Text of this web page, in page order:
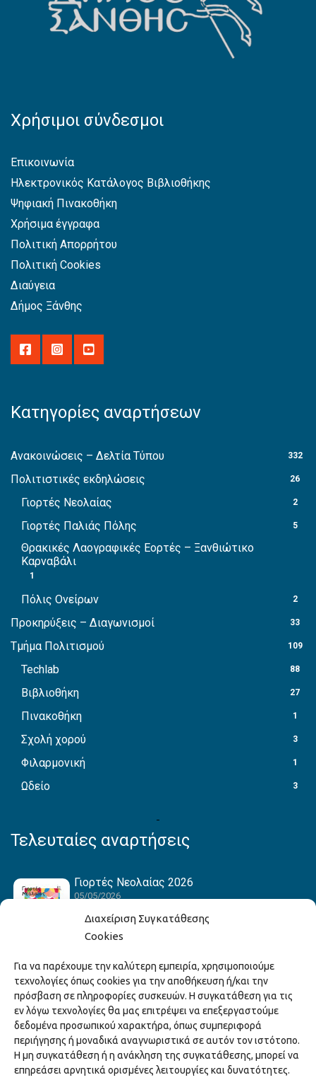
Διαχείριση Συγκατάθεσης
Cookies
Για να παρέχουμε την καλύτερη εμπειρία, χρησιμοποιούμε
τεχνολογίες όπως cookies για την αποθήκευση ή/και την
πρόσβαση σε πληροφορίες συσκευών. Η συγκατάθεση για τις
εν λόγω τεχνολογίες θα μας επιτρέψει να επεξεργαστούμε
δεδομένα προσωπικού χαρακτήρα, όπως συμπεριφορά
περιήγησης ή μοναδικά αναγνωριστικά σε αυτόν τον ιστότοπο.
Η μη συγκατάθεση ή η ανάκληση της συγκατάθεσης, μπορεί να
επηρεάσει αρνητικά ορισμένες λειτουργίες και δυνατότητες.
Χρήσιμοι σύνδεσμοι
Επικοινωνία
Ηλεκτρονικός Κατάλογος Βιβλιοθήκης
Ψηφιακή Πινακοθήκη
Χρήσιμα έγγραφα
Πολιτική Απορρήτου
Πολιτική Cookies
Διαύγεια
Δήμος Ξάνθης
Κατηγορίες αναρτήσεων
Ανακοινώσεις – Δελτία Τύπου 332
Πολιτιστικές εκδηλώσεις 26
Γιορτές Νεολαίας 2
Γιορτές Παλιάς Πόλης 5
Θρακικές Λαογραφικές Εορτές – Ξανθιώτικο
Καρναβάλι
1
Πόλις Ονείρων 2
Προκηρύξεις – Διαγωνισμοί 33
Τμήμα Πολιτισμού 109
Techlab 88
Βιβλιοθήκη 27
Πινακοθήκη 1
Σχολή χορού 3
Φιλαρμονική 1
Ωδείο 3
Τελευταίες αναρτήσεις
Γιορτές Νεολαίας 2026
05/05/2026
Hack the Match: Γνωρίζοντας τα Αμερικανικά
Αθλήματα! Δημιουργώντας το Δικό σου
Game Story!
22/04/2026
Ξάνθη – Πόλις Ονείρων Μουσικών Σχολείων
2026
15/04/2026